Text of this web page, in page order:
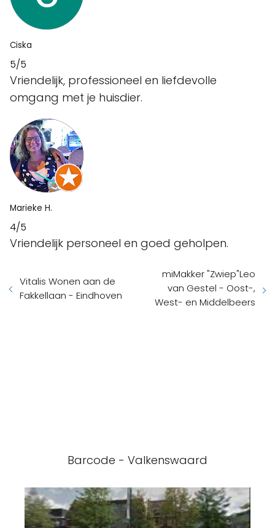
Ciska
5/5
Vriendelijk, professioneel en liefdevolle
omgang met je huisdier.
Marieke H.
4/5
Vriendelijk personeel en goed geholpen.
Vitalis Wonen aan de
Fakkellaan - Eindhoven
miMakker "Zwiep"Leo
van Gestel - Oost-,
West- en Middelbeers
Barcode - Valkenswaard